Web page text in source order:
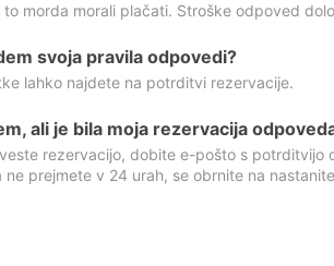
to morda morali plačati. Stroške odpoved
svoja pravila odpovedi?
lahko najdete na potrditvi rezervacije.
ali je bila moja rezervacija
rezervacijo, dobite e-pošto s potrditvijo
ne prejmete v 24 urah, se obrnite na